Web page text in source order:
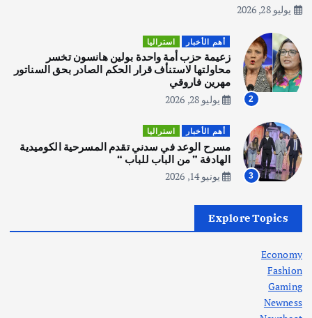
4
المقبل
يوليو 28, 2026
أهم الأخبار ثقافة وفنون
انطلاق ورشة التمثيل في مدينة كلباء الاماراتية
أغسطس 5, 2026
في جذور المشكلة وحلولها المستدامة
يوليو 28, 2026
2
أهم الأخبار استراليا
زعيمة حزب أمة واحدة بولين هانسون تخسر
محاولتها لاستنأف قرار الحكم الصادر بحق السناتور
مهرين فاروقي
يوليو 28, 2026
3
أهم الأخبار استراليا
مسرح الوعد في سدني تقدم المسرحية الكوميدية
الهادفة ” من الباب للباب “
يونيو 14, 2026
Explore Topics
Economy
Fashion
Gaming
Newness